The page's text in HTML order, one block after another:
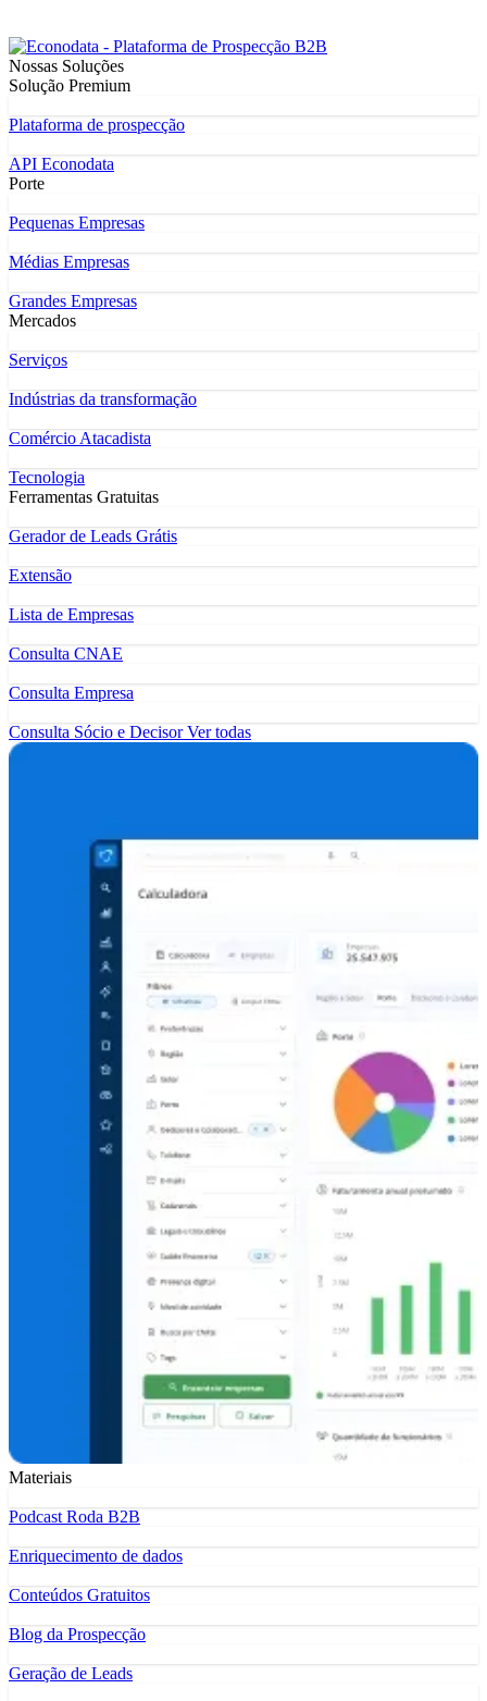
Nossas Soluções
Solução Premium
Plataforma de prospecção
API Econodata
Porte
Pequenas Empresas
Médias Empresas
Grandes Empresas
Mercados
Serviços
Indústrias da transformação
Comércio Atacadista
Tecnologia
Ferramentas Gratuitas
Gerador de Leads Grátis
Extensão
Lista de Empresas
Consulta CNAE
Consulta Empresa
Consulta Sócio e DecisorVer todas
Materiais
Podcast Roda B2B
Enriquecimento de dados
Conteúdos Gratuitos
Blog da Prospecção
Geração de Leads